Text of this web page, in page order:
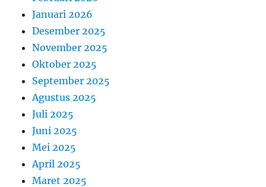
Januari 2026
Desember 2025
November 2025
Oktober 2025
September 2025
Agustus 2025
Juli 2025
Juni 2025
Mei 2025
April 2025
Maret 2025